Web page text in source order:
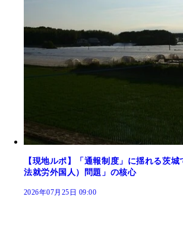
【現地ルポ】「通報制度」に揺れる茨
法就労外国人）問題」の核心
2026年07月25日 09:00